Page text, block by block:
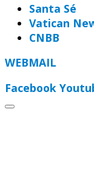
Santa Sé
Vatican
CNBB
WEBMAIL
Facebook